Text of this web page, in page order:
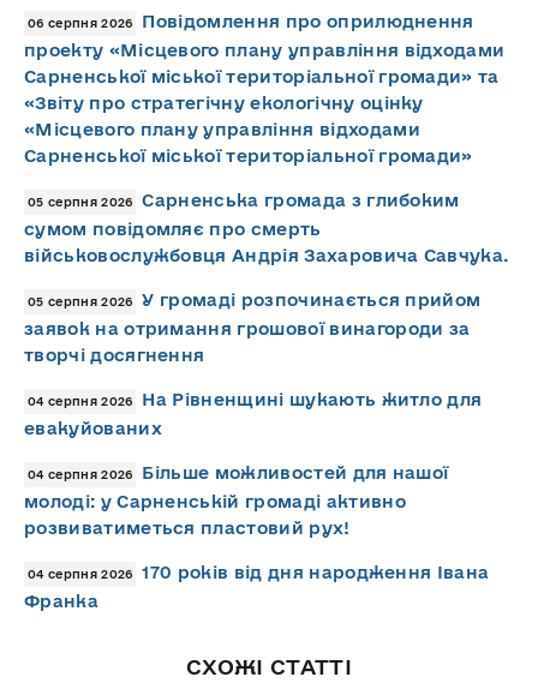
06 серпня 2026
Повідомлення про оприлюднення
проекту «Місцевого плану управління відходами
Сарненської міської територіальної громади» та
«Звіту про стратегічну екологічну оцінку
«Місцевого плану управління відходами
Сарненської міської територіальної громади»
05 серпня 2026
Сарненська громада з глибоким
сумом повідомляє про смерть
військовослужбовця Андрія Захаровича Савчука.
05 серпня 2026
У громаді розпочинається прийом
заявок на отримання грошової винагороди за
творчі досягнення
04 серпня 2026
На Рівненщині шукають житло для
евакуйованих
04 серпня 2026
Більше можливостей для нашої
молоді: у Сарненській громаді активно
розвиватиметься пластовий рух!
04 серпня 2026
170 років від дня народження Івана
Франка
СХОЖІ СТАТТІ